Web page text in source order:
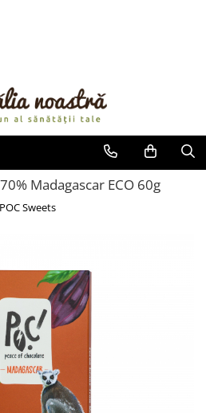
Madagascar ECO 60g
POC Sweets